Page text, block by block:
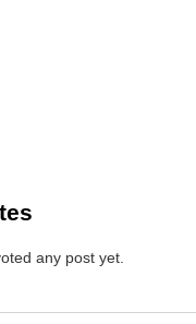
any post yet.